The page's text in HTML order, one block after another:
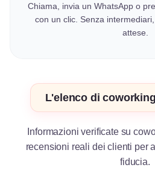
L'elenco di
Informazioni verificate su
recensioni reali dei clienti per
fiducia.
Chiama, invia un WhatsApp o
con un clic. Senza
attese.